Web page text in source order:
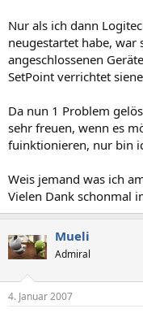
Nur als ich dann
neugestartet habe,
angeschlossenen
SetPoint verrichtet
Da nun 1 Problem
sehr freuen, wenn es
fuinktionieren, nur bin
Weis jemand was ich
Vielen Dank schonmal
Mueli
Admiral
4. Januar 2007